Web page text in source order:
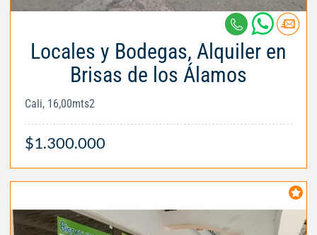
Locales y Bodegas, Alquiler en
Brisas de los Álamos
Cali, 16,00mts2
$1.300.000